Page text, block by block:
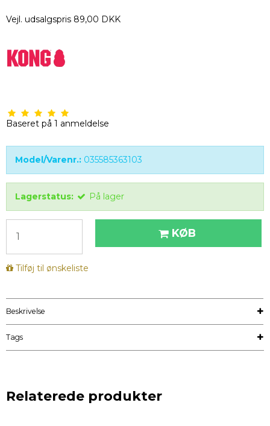
Vejl. udsalgspris 89,00 DKK
Baseret på 1 anmeldelse
Model/Varenr.: 035585363103
Lagerstatus: På lager
KØB
Tilføj til ønskeliste
Beskrivelse
Tags
Relaterede produkter